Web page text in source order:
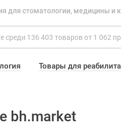
для стоматологии, медицины и
Товары для
bh.market